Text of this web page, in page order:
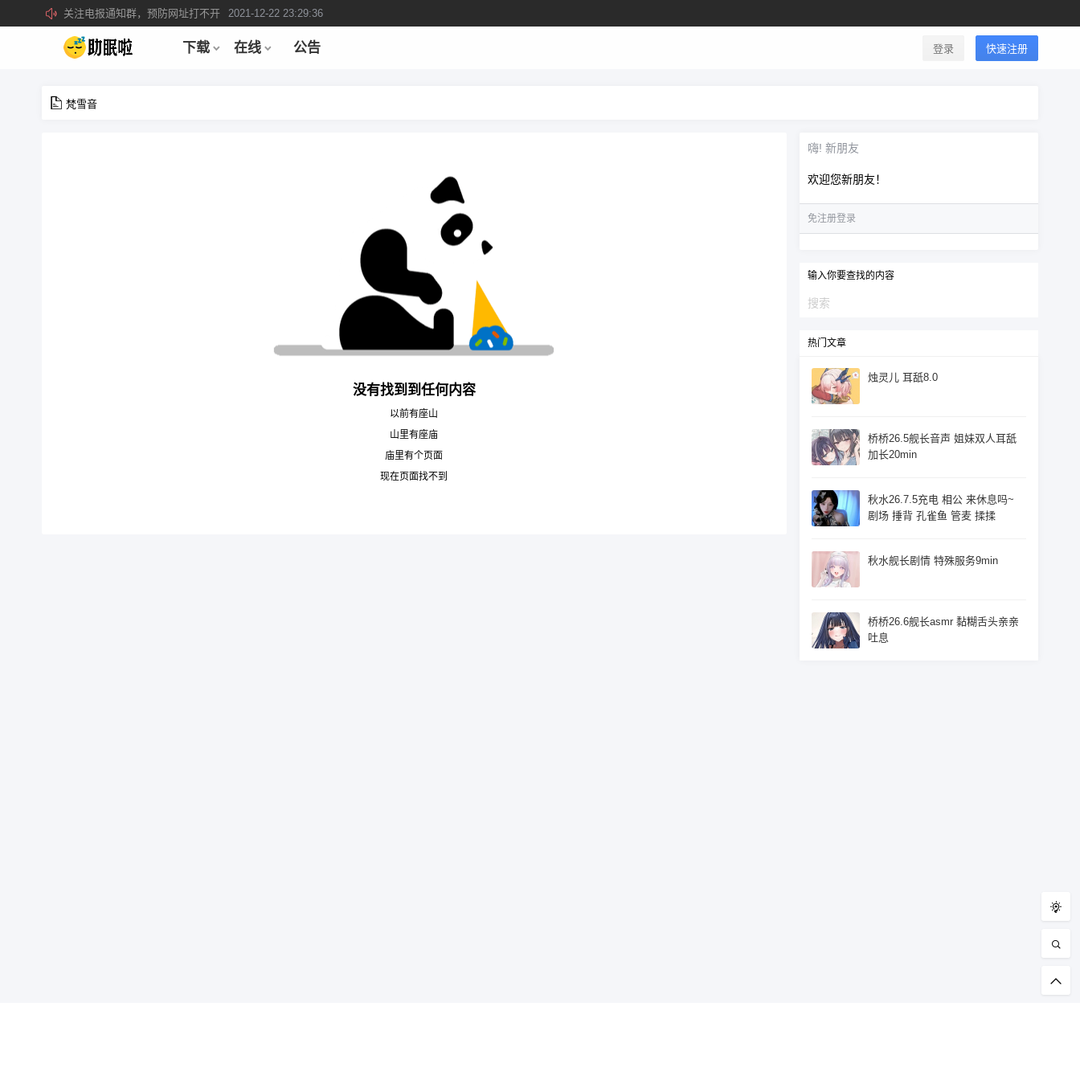
关注电报通知群，预防网址打不开
2021-12-22 23:29:36
所有注册用户记得每日来签到领取积分。
2019-04-01 22:39:39
下载 在线 公告 登录 快速注册
梵雪音
没有找到到任何内容
以前有座山
山里有座庙
庙里有个页面
现在页面找不到
嗨! 新朋友
欢迎您新朋友！
免注册登录
输入你要查找的内容
热门文章
烛灵儿 耳舐8.0
桥桥26.5舰长音声 姐妹双人耳舐
加长20min
秋水26.7.5充电 相公 来休息吗~
剧场 捶背 孔雀鱼 管麦 揉揉
秋水舰长剧情 特殊服务9min
桥桥26.6舰长asmr 黏糊舌头亲亲
吐息
您没有权限发布内容，请购买会员或者提升权